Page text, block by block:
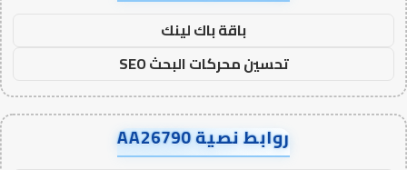
باقة باك لينك
تحسين محركات البحث SEO
روابط نصية AA26790